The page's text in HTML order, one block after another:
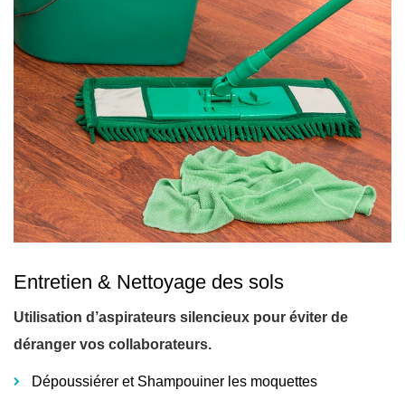
Entretien & Nettoyage des sols
Utilisation d’aspirateurs silencieux pour éviter de
déranger vos collaborateurs.
Dépoussiérer et Shampouiner les moquettes